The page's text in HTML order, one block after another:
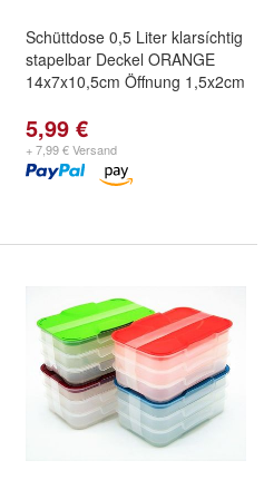
Schüttdose 0,5 Liter klarsíchtig
stapelbar Deckel ORANGE
14x7x10,5cm Öffnung 1,5x2cm
5,99 €
+ 7,99 € Versand